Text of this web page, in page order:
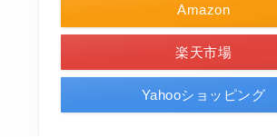
Amazon
楽天市場
Yahooショッピング